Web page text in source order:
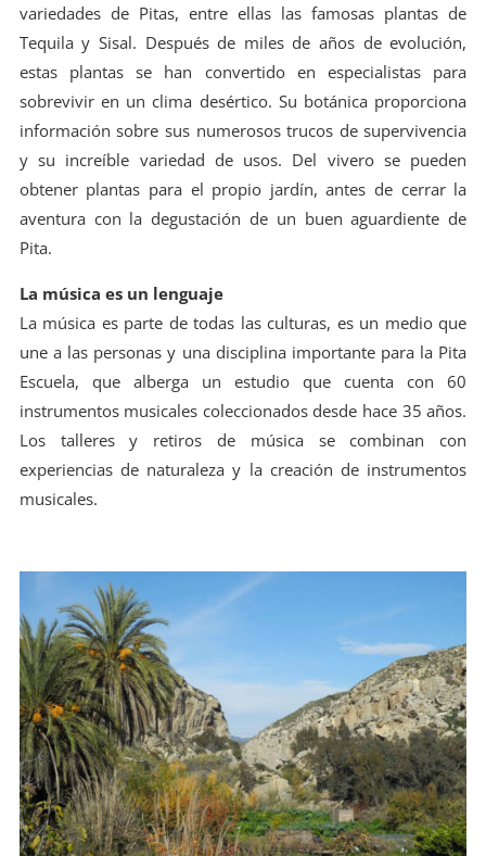
variedades de Pitas, entre ellas las famosas plantas de
Tequila y Sisal. Después de miles de años de evolución,
estas plantas se han convertido en especialistas para
sobrevivir en un clima desértico. Su botánica proporciona
información sobre sus numerosos trucos de supervivencia
y su increíble variedad de usos. Del vivero se pueden
obtener plantas para el propio jardín, antes de cerrar la
aventura con la degustación de un buen aguardiente de
Pita.
La música es un lenguaje
La música es parte de todas las culturas, es un medio que
une a las personas y una disciplina importante para la Pita
Escuela, que alberga un estudio que cuenta con 60
instrumentos musicales coleccionados desde hace 35 años.
Los talleres y retiros de música se combinan con
experiencias de naturaleza y la creación de instrumentos
musicales.